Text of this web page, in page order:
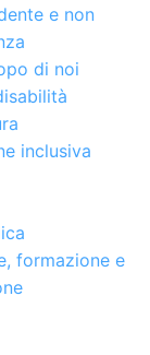
e non
di noi
inclusiva
formazione e